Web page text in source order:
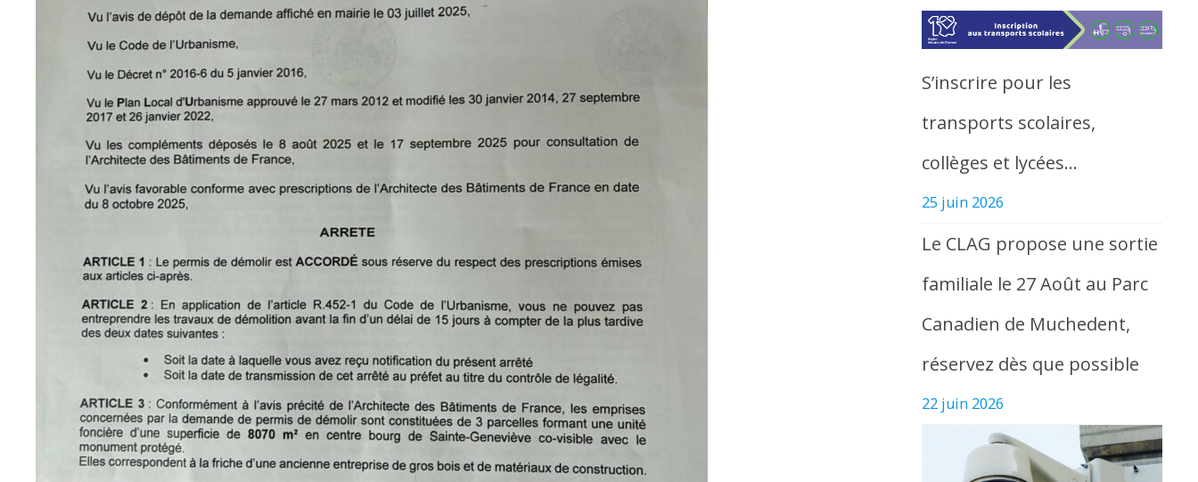
S’inscrire pour les
transports scolaires,
collèges et lycées…
25 juin 2026
Le CLAG propose une sortie
familiale le 27 Août au Parc
Canadien de Muchedent,
réservez dès que possible
22 juin 2026